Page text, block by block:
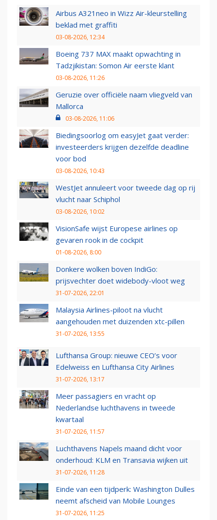
Airbus A321neo in Wizz Air-kleurstelling
beklad met graffiti
03-08-2026, 12:34
Boeing 737 MAX maakt opwachting in
Tadzjikistan: Somon Air eerste klant
03-08-2026, 11:26
Geruzie over officiële naam vliegveld van
Mallorca
03-08-2026, 11:06
Biedingsoorlog om easyJet gaat verder:
investeerders krijgen dezelfde deadline
voor bod
03-08-2026, 10:43
WestJet annuleert voor tweede dag op rij
vlucht naar Schiphol
03-08-2026, 10:02
VisionSafe wijst Europese airlines op
gevaren rook in de cockpit
01-08-2026, 8:00
Donkere wolken boven IndiGo:
prijsvechter doet widebody-vloot weg
31-07-2026, 22:01
Malaysia Airlines-piloot na vlucht
aangehouden met duizenden xtc-pillen
31-07-2026, 13:55
Lufthansa Group: nieuwe CEO’s voor
Edelweiss en Lufthansa City Airlines
31-07-2026, 13:17
Meer passagiers en vracht op
Nederlandse luchthavens in tweede
kwartaal
31-07-2026, 11:57
Luchthavens Napels maand dicht voor
onderhoud: KLM en Transavia wijken uit
31-07-2026, 11:28
Einde van een tijdperk: Washington Dulles
neemt afscheid van Mobile Lounges
31-07-2026, 11:25